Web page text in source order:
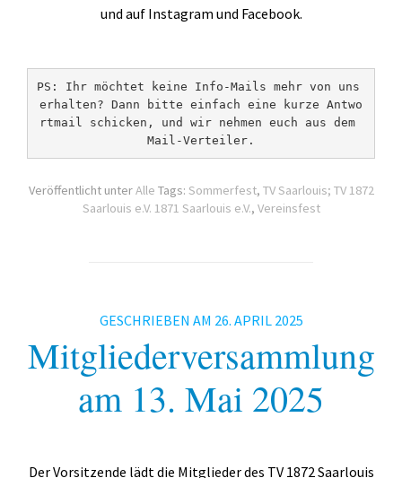
Schwimmer
Trampolin
TV 1872 Saarlouis e.V.
Vorstand
Turnrat
Mitgliedschaft
und auf Instagram und Facebook.
PS: Ihr möchtet keine Info-Mails mehr von uns
erhalten? Dann bitte einfach eine kurze Antwo
rtmail schicken, und wir nehmen euch aus dem
Mail-Verteiler.
Veröffentlicht unterAlle Tags: Sommerfest, TV Saarlouis; TV 1872
Saarlouis e.V. 1871 Saarlouis e.V., Vereinsfest
GESCHRIEBEN AM 26. APRIL 2025
Mitgliederversammlung
am 13. Mai 2025
Der Vorsitzende lädt die Mitglieder des TV 1872 Saarlouis